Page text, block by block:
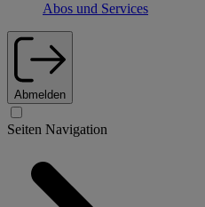
Abos und Services
Abmelden
Seiten Navigation